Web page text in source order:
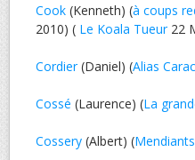
Cook (Kenneth) (à coups
2010) ( Le Koala Tueur22
Cordier(Daniel) (Alias
Cossé (Laurence) (La
Cossery (Albert) (